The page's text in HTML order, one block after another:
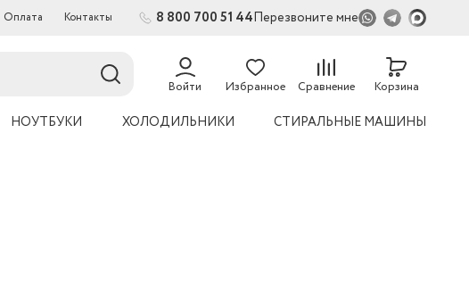
Оплата Контакты 8 800 700 51 44Перезвоните мне
Войти Избранное Сравнение
54
Корзина
НОУТБУКИ ХОЛОДИЛЬНИКИ СТИРАЛЬНЫЕ МАШИНЫ